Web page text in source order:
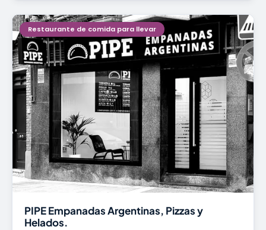
Restaurante de comida para llevar
PIPE Empanadas Argentinas, Pizzas y
Helados.